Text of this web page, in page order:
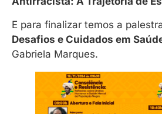
E para finalizar temos a
Desafios e Cuidados em
Gabriela Marques.